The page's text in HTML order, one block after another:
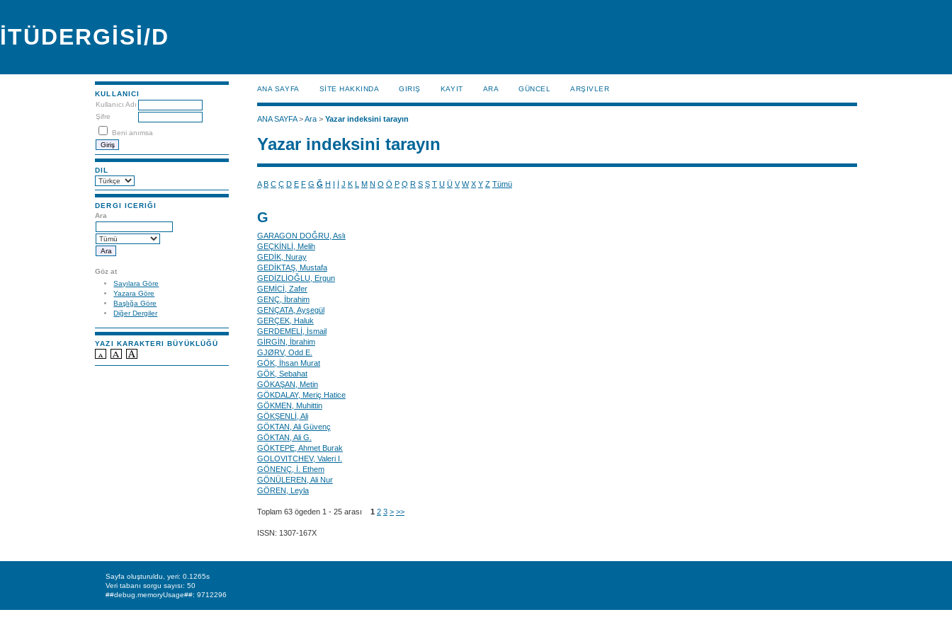
İTÜDERGİSİ/D
KULLANICI
Kullanıcı Adı
Şifre
Beni anımsa
DIL
DERGI ICERIĞI
Ara
Göz at
Sayılara Göre
Yazara Göre
Başlığa Göre
Diğer Dergiler
YAZI KARAKTERI BÜYÜKLÜĞÜ
ANA SAYFA SİTE HAKKINDA GIRIŞ KAYIT ARA GÜNCEL ARŞIVLER
ANA SAYFA>Ara> Yazar indeksini tarayın
Yazar indeksini tarayın
A B C Ç D E F G Ğ H I İ J K L M N O Ö P Q R S Ş T U Ü V W X Y Z Tümü
G
GARAGON DOĞRU, Aslı
GEÇKİNLİ, Melih
GEDİK, Nuray
GEDİKTAŞ, Mustafa
GEDİZLİOĞLU, Ergun
GEMİCİ, Zafer
GENÇ, İbrahim
GENÇATA, Ayşegül
GERÇEK, Haluk
GERDEMELİ, İsmail
GİRGİN, İbrahim
GJØRV, Odd E.
GÖK, İhsan Murat
GÖK, Sebahat
GÖKAŞAN, Metin
GÖKDALAY, Meriç Hatice
GÖKMEN, Muhittin
GÖKŞENLİ, Ali
GÖKTAN, Ali Güvenç
GÖKTAN, Ali G.
GÖKTEPE, Ahmet Burak
GOLOVITCHEV, Valeri I.
GÖNENÇ, İ. Ethem
GÖNÜLEREN, Ali Nur
GÖREN, Leyla
Toplam 63 ögeden 1 - 25 arası 1 2 3 > >>
ISSN: 1307-167X
Sayfa oluşturuldu, yeri: 0.1265s
Veri tabanı sorgu sayısı: 50
##debug.memoryUsage##: 9712296